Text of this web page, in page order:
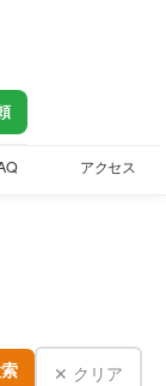
アクセス
✕ クリア